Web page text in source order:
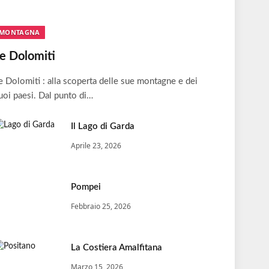
Dolomiti
Dolomiti : alla scoperta delle sue montagne e dei
paesi. Dal punto di…
Il Lago di Garda
Aprile 23, 2026
Pompei
Febbraio 25, 2026
La Costiera Amalfitana